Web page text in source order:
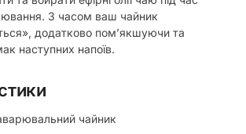
З часом ваш чайник
додатково пом’якшуючи та
наступних напоїв.
чайник